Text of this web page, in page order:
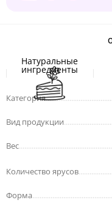
Натуральные
ингредиенты
Категория
Вид продукции
Вес
Количество ярусов
Форма